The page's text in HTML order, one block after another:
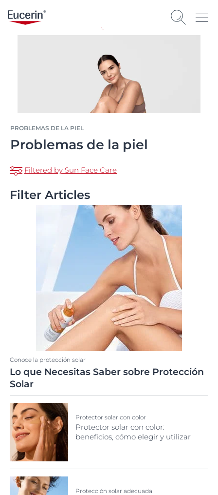
PROBLEMAS DE LA PIEL
Problemas de la piel
Filtered by Sun Face Care
Filter Articles
Conoce la protección solar
Lo que Necesitas Saber sobre Protección
Solar
Protector solar con color
Protector solar con color:
beneficios, cómo elegir y utilizar
Protección solar adecuada